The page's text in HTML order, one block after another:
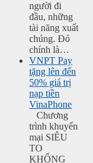
người đi
đầu, những
tài năng xuất
chúng. Đó
chính là…
VNPT Pay
tặng lên đến
50% giá trị
nạp tiền
VinaPhone
Chương
trình khuyến
mại SIÊU
TO
KHỔNG